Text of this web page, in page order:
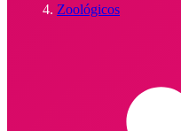
Zoológicos